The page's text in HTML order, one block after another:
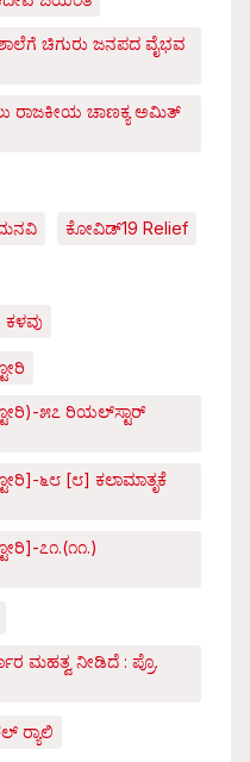
ಚಿಗುರು ಜನಪದ ವೈಭವ
ರಾಜಕೀಯ ಚಾಣಕ್ಯ ಅಮಿತ್
ಮನವಿ ಕೋವಿಡ್‌19 Relief
೫೭ ರಿಯಲ್‌ಸ್ಟಾರ್
೬೮ [೮] ಕಲಾಮಾತೃಕೆ
೭೧.(೧೧.)
ಮಹತ್ವ ನೀಡಿದೆ : ಪ್ರೊ.
ರ್‍ಯಾಲಿ